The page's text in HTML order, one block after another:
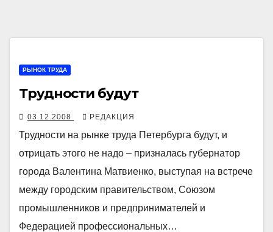
РЫНОК ТРУДА
Трудности будут
03.12.2008 РЕДАКЦИЯ
Трудности на рынке труда Петербурга будут, и
отрицать этого не надо – призналась губернатор
города Валентина Матвиенко, выступая на встрече
между городским правительством, Союзом
промышленников и предпринимателей и
Федерацией профессиональных…